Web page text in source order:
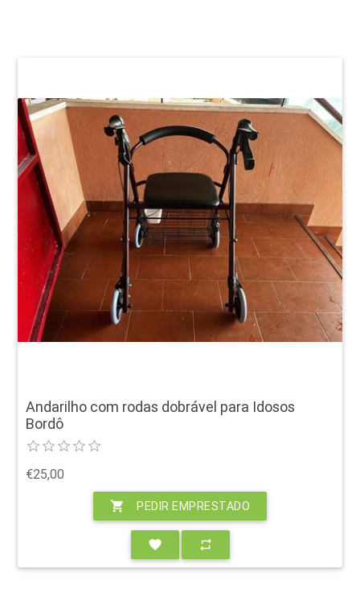
Andarilho com rodas dobrável para Idosos
Bordô
€25,00
shopping_cart PEDIR EMPRESTADO
favorite repeat